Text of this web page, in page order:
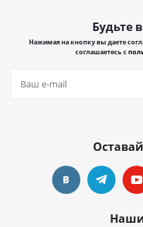
Будьте
Нажимая на кнопку вы даете
соглашаетесь с